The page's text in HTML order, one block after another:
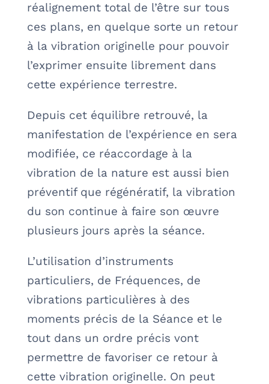
réalignement total de l’être sur tous
ces plans, en quelque sorte un retour
à la vibration originelle pour pouvoir
l’exprimer ensuite librement dans
cette expérience terrestre.
Depuis cet équilibre retrouvé, la
manifestation de l’expérience en sera
modifiée, ce réaccordage à la
vibration de la nature est aussi bien
préventif que régénératif, la vibration
du son continue à faire son œuvre
plusieurs jours après la séance.
L’utilisation d’instruments
particuliers, de Fréquences, de
vibrations particulières à des
moments précis de la Séance et le
tout dans un ordre précis vont
permettre de favoriser ce retour à
cette vibration originelle. On peut